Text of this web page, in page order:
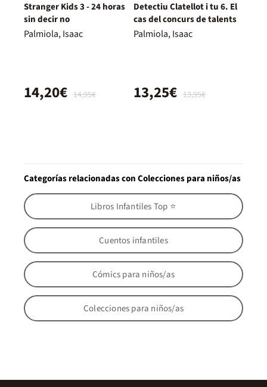
Stranger Kids 3 - 24 horas
sin decir no
Palmiola, Isaac
14,95€
14,20€
Detectiu Clatellot i tu 6. El
cas del concurs de talents
Palmiola, Isaac
13,95€
13,25€
Categorías relacionadas con Colecciones para niños/as
Libros Infantiles Top ⭐
Cuentos infantiles
Cómics para niños/as
Colecciones para niños/as